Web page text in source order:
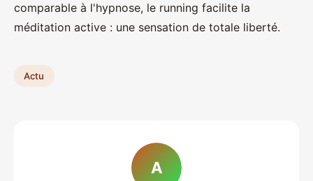
comparable à l'hypnose, le running facilite la
méditation active : une sensation de totale liberté.
Actu
A